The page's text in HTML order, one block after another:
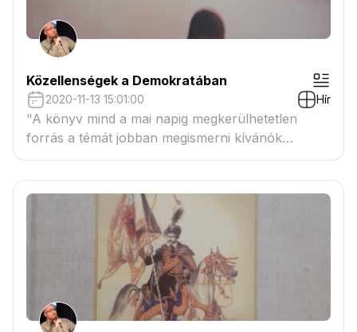
Közellenségek a Demokratában
2020-11-13 15:01:00 Hír
"A könyv mind a mai napig megkerülhetetlen
forrás a témát jobban megismerni kívánók
számára."